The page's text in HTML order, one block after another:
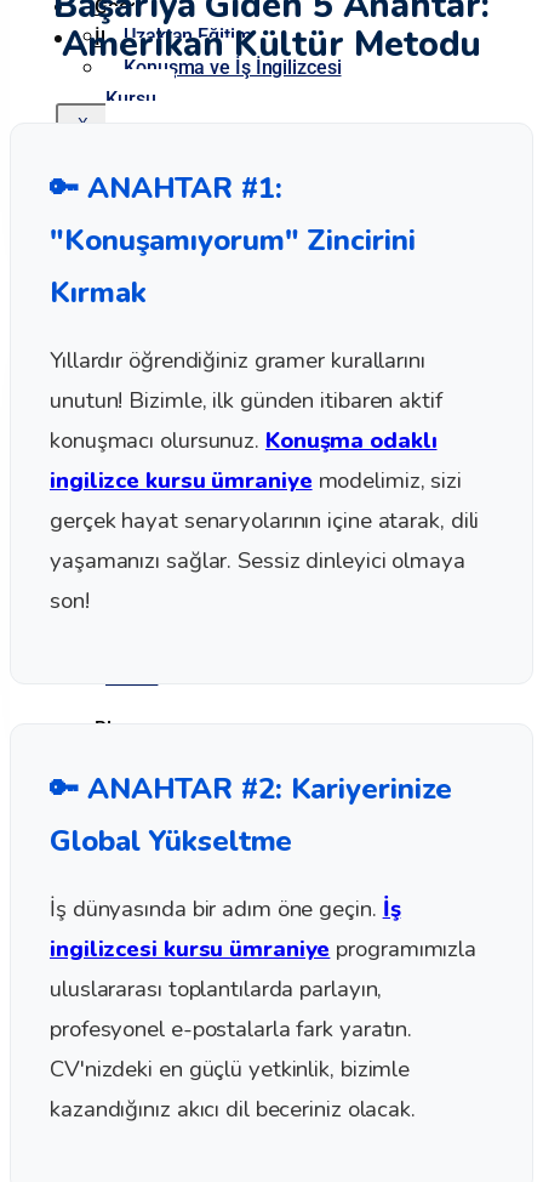
Google Yorumlarımız
İletişim
X
Uzaktan Eğitim
Konuşma ve İş İngilizcesi
Kursu
Programı
Online
Sınavı
Almanca Seviye Tespit
Arapça Seviye Tespit
Sınavı
Rusça Seviye Tespit
Blog
Yorumlarımız
X
Amerikan Kültür Metodu
🔑 ANAHTAR #1:
"Konuşamıyorum" Zincirini
Kırmak
Yıllardır öğrendiğiniz gramer kurallarını
unutun! Bizimle, ilk günden itibaren aktif
konuşmacı olursunuz. Konuşma odaklı
ingilizce kursu ümraniye modelimiz, sizi
gerçek hayat senaryolarının içine atarak, dili
yaşamanızı sağlar. Sessiz dinleyici olmaya
son!
🔑 ANAHTAR #2: Kariyerinize
Global Yükseltme
İş dünyasında bir adım öne geçin. İş
ingilizcesi kursu ümraniye programımızla
uluslararası toplantılarda parlayın,
profesyonel e-postalarla fark yaratın.
CV'nizdeki en güçlü yetkinlik, bizimle
kazandığınız akıcı dil beceriniz olacak.